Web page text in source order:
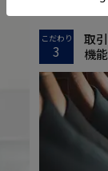
こだわり
3
取
機